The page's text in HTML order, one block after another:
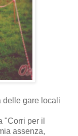
delle gare locali
"Corri per il
assenza,